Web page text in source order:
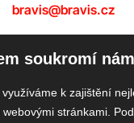
bravis@bravis.cz
soukromí
k zajištění
stránkami.